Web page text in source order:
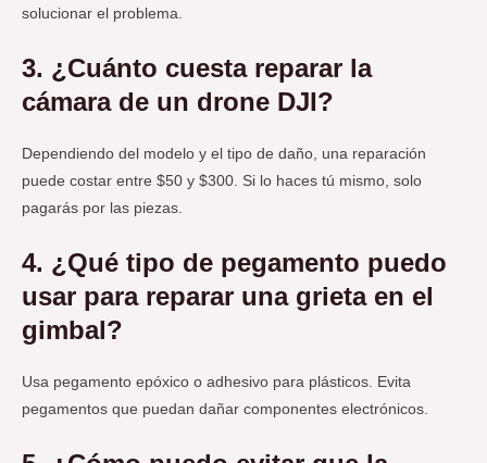
solucionar el problema.
3. ¿Cuánto cuesta reparar la
cámara de un drone DJI?
Dependiendo del modelo y el tipo de daño, una reparación
puede costar entre $50 y $300. Si lo haces tú mismo, solo
pagarás por las piezas.
4. ¿Qué tipo de pegamento puedo
usar para reparar una grieta en el
gimbal?
Usa pegamento epóxico o adhesivo para plásticos. Evita
pegamentos que puedan dañar componentes electrónicos.